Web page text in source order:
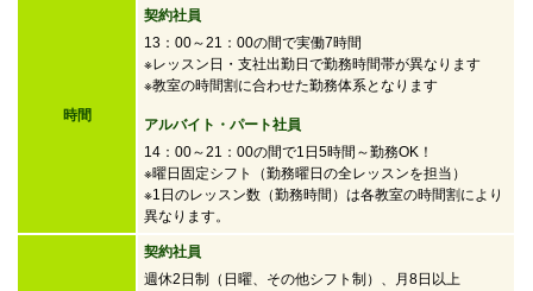
時間
契約社員
13：00～21：00の間で実働7時間
※レッスン日・支社出勤日で勤務時間帯が異なります
※教室の時間割に合わせた勤務体系となります
アルバイト・パート社員
14：00～21：00の間で1日5時間～勤務OK！
※曜日固定シフト（勤務曜日の全レッスンを担当）
※1日のレッスン数（勤務時間）は各教室の時間割により
異なります。
契約社員
週休2日制（日曜、その他シフト制）、月8日以上